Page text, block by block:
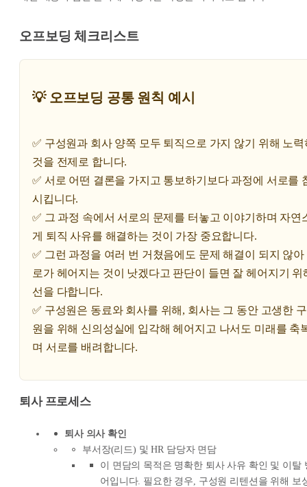
오프보딩 체크리스트
💡 오프보딩 공통 원칙 예시
✅ 구성원과 회사 양쪽 모두 퇴직으로 가지 않기 위해 노력
것을 전제로 합니다.
✅ 서로 어떤 결론을 가지고 통보하기보다 과정에 서로를
시킵니다.
✅ 그 과정 속에서 서로의 문제를 터놓고 이야기하며 자연
게 퇴직 사유를 해결하는 것이 가장 중요합니다.
✅ 그런 과정을 여러 번 거쳤음에도 문제 해결이 되지 않아
로가 헤어지는 것이 낫겠다고 판단이 들면 잘 헤어지기 위
선을 다합니다.
✅ 구성원은 동료와 회사를 위해, 회사는 그 동안 고생한
원을 위해 신의성실에 입각해 헤어지고 나서도 미래를 축
며 서로를 배려합니다.
퇴사 프로세스
퇴사 의사 확인
부서장(리드) 및 HR 담당자 면담
이 면담의 목적은 명확한 퇴사 사유 확인 및 이탈
어입니다. 필요한 경우, 구성원 리텐션을 위해 보